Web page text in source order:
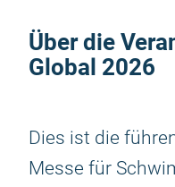
Über die
Global 2026
Dies ist die
Messe für